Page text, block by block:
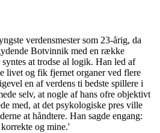
verdensmester som 23-årig, da
Botvinnik med en række
at trodse al logik. Han led af
livet og fik fjernet organer ved flere
en af verdens ti bedste spillere i
selv, at nogle af hans ofre objektivt
med, at det psykologiske pres ville
at håndtere. Han sagde engang:
og mine.'